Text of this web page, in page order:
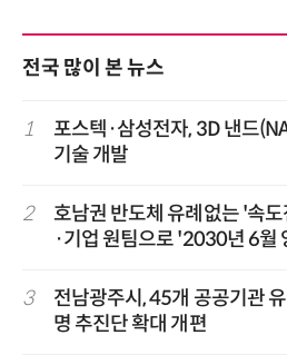
전국 많이 본 뉴스
1
포스텍·삼성전자, 3D 낸드
기술 개발
2
호남권 반도체 유례없는 '속
·기업 원팀으로 '2030년 6월
3
전남광주시, 45개 공공기관
명 추진단 확대 개편